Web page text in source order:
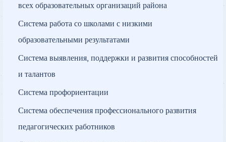
всех образовательных организаций района
Система работа со школами с низкими
образовательными результатами
Система выявления, поддержки и развития способностей
и талантов
Система профориентации
Система обеспечения профессионального развития
педагогических работников